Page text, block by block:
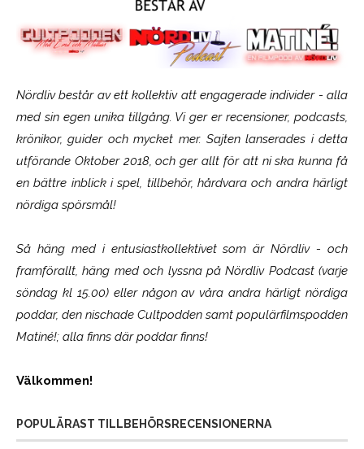
Nördliv består av ett kollektiv att engagerade individer - alla
med sin egen unika tillgång. Vi ger er recensioner, podcasts,
krönikor, guider och mycket mer. Sajten lanserades i detta
utförande Oktober 2018, och ger allt för att ni ska kunna få
en bättre inblick i spel, tillbehör, hårdvara och andra härligt
nördiga spörsmål!
Så häng med i entusiastkollektivet som ärNördliv- och
framförallt, häng med och lyssna på Nördliv Podcast (varje
söndag kl 15.00) eller någon av våra andra härligt nördiga
poddar, den nischade Cultpodden samt populärfilmspodden
Matiné!; alla finns där poddar finns!
Välkommen!
POPULÄRAST TILLBEHÖRSRECENSIONERNA